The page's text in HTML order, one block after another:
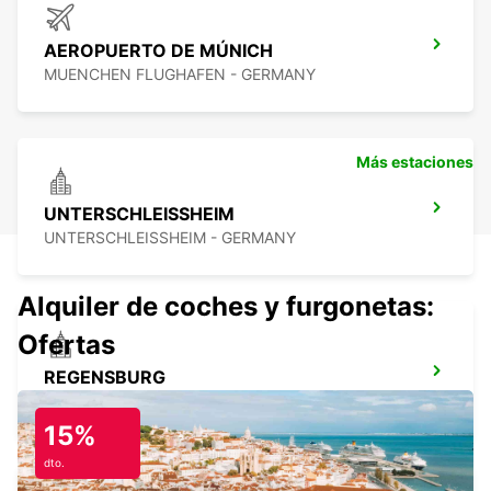
AEROPUERTO DE MÚNICH
MUENCHEN FLUGHAFEN - GERMANY
UNTERSCHLEISSHEIM
UNTERSCHLEISSHEIM - GERMANY
REGENSBURG
REGENSBURG - GERMANY
Más estaciones
Alquiler de coches y furgonetas:
Ofertas
15%
dto.